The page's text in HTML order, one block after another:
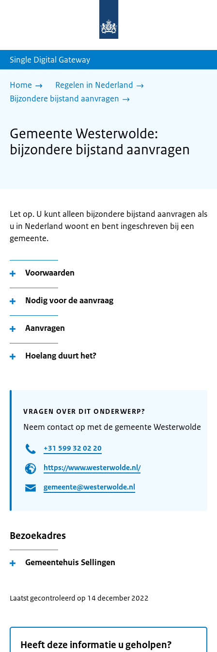
homepage
Single Digital Gateway
Home
Regelen in Nederland
Bijzondere bijstand aanvragen
Gemeente Westerwolde:
bijzondere bijstand aanvragen
Let op. U kunt alleen bijzondere bijstand aanvragen als
u in Nederland woont en bent ingeschreven bij een
gemeente.
Voorwaarden
Nodig voor de aanvraag
Aanvragen
Hoelang duurt het?
VRAGEN OVER DIT ONDERWERP?
Neem contact op met de gemeente Westerwolde
+31 599 32 02 20
https://www.westerwolde.nl/
gemeente@westerwolde.nl
Bezoekadres
Gemeentehuis Sellingen
Laatst gecontroleerd op 14 december 2022
Heeft deze informatie u geholpen?